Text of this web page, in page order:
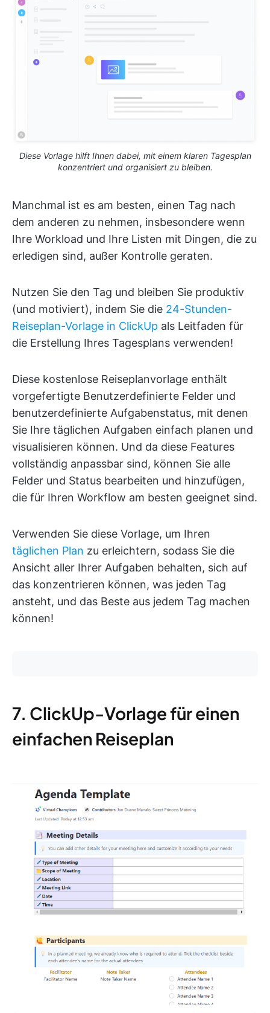
Diese Vorlage hilft Ihnen dabei, mit einem klaren Tagesplan
konzentriert und organisiert zu bleiben.
Manchmal ist es am besten, einen Tag nach
dem anderen zu nehmen, insbesondere wenn
Ihre Workload und Ihre Listen mit Dingen, die zu
erledigen sind, außer Kontrolle geraten.
Nutzen Sie den Tag und bleiben Sie produktiv
(und motiviert), indem Sie die 24-Stunden-
Reiseplan-Vorlage in ClickUp als Leitfaden für
die Erstellung Ihres Tagesplans verwenden!
Diese kostenlose Reiseplanvorlage enthält
vorgefertigte Benutzerdefinierte Felder und
benutzerdefinierte Aufgabenstatus, mit denen
Sie Ihre täglichen Aufgaben einfach planen und
visualisieren können. Und da diese Features
vollständig anpassbar sind, können Sie alle
Felder und Status bearbeiten und hinzufügen,
die für Ihren Workflow am besten geeignet sind.
Verwenden Sie diese Vorlage, um Ihren
täglichen Plan zu erleichtern, sodass Sie die
Ansicht aller Ihrer Aufgaben behalten, sich auf
das konzentrieren können, was jeden Tag
ansteht, und das Beste aus jedem Tag machen
können!
7. ClickUp-Vorlage für einen
einfachen Reiseplan